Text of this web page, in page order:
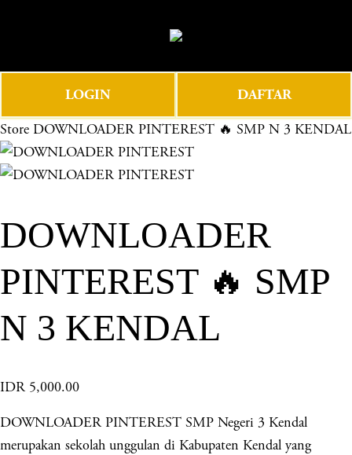
e
e
n
u
LOGIN DAFTAR
Store DOWNLOADER PINTEREST 🔥 SMP N 3 KENDAL
DOWNLOADER
PINTEREST 🔥 SMP
N 3 KENDAL
IDR 5,000.00
DOWNLOADER PINTEREST SMP Negeri 3 Kendal
merupakan sekolah unggulan di Kabupaten Kendal yang